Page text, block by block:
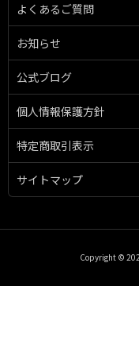
よくあるご質問
お知らせ
公式ブログ
個人情報保護方針
特定商取引表示
サイトマップ
Copyright ©